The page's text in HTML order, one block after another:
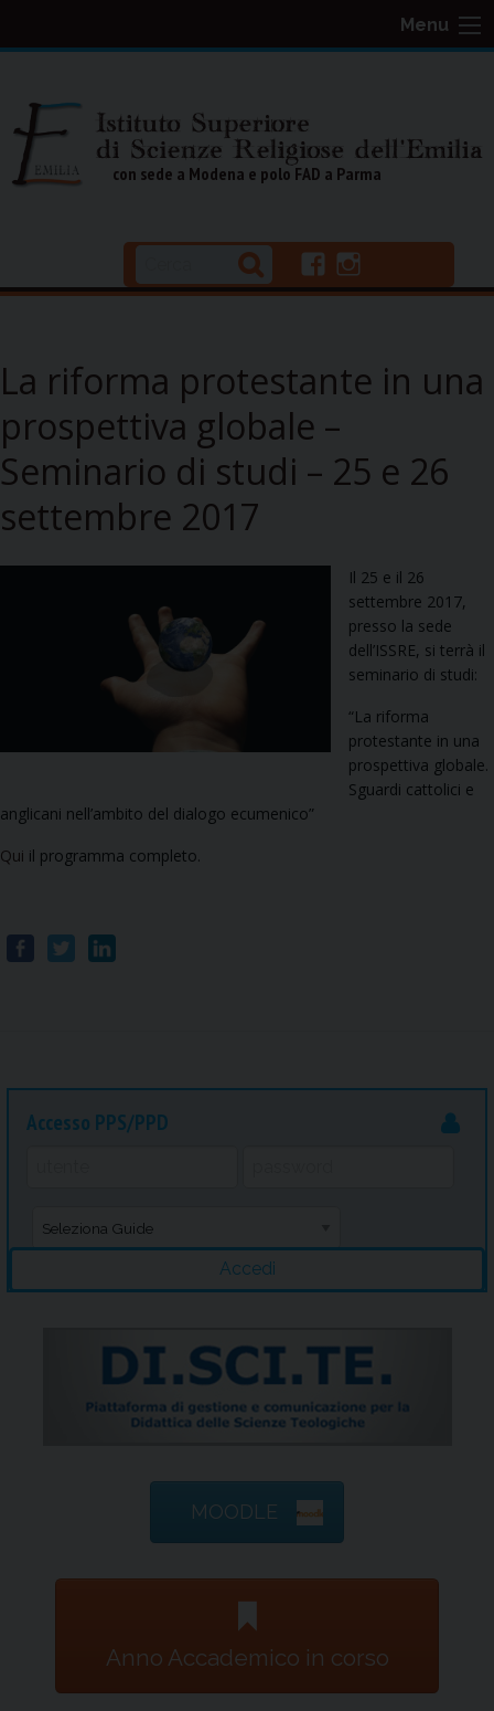
k
t
t
Menu
f
a
o
k
i
n
g
m
con sede a Modena e polo FAD a Parma
La riforma protestante in una
prospettiva globale –
Seminario di studi – 25 e 26
settembre 2017
Il 25 e il 26
settembre 2017,
presso la sede
dell’ISSRE, si terrà il
seminario di studi:
“La riforma
protestante in una
prospettiva globale.
Sguardi cattolici e
anglicani nell’ambito del dialogo ecumenico”
Qui il programma completo.
Accesso PPS/PPD
MOODLE
Anno Accademico in corso